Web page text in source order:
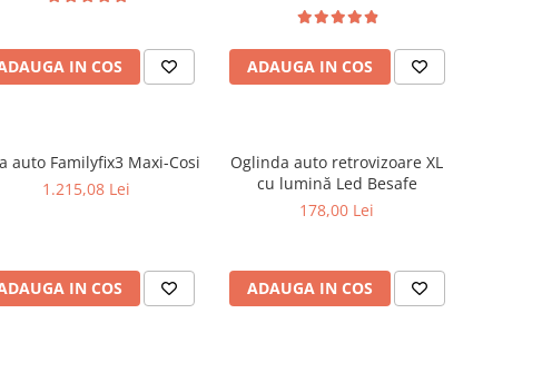
IN COS ADAUGA IN COS
auto Familyfix3 Maxi-Cosi
1.215,08 Lei
IN COS
Oglinda auto retrovizoare XL
cu lumină Led Besafe
178,00 Lei
ADAUGA IN COS